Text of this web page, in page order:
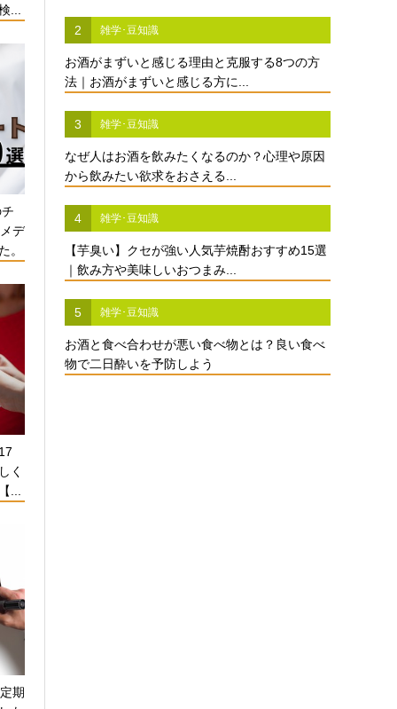
...
デ
。
く
...
期
2 雑学･豆知識
お酒がまずいと感じる理由と克服する8つの方
法｜お酒がまずいと感じる方に...
3 雑学･豆知識
なぜ人はお酒を飲みたくなるのか？心理や原因
から飲みたい欲求をおさえる...
4 雑学･豆知識
【芋臭い】クセが強い人気芋焼酎おすすめ15選
｜飲み方や美味しいおつまみ...
5 雑学･豆知識
お酒と食べ合わせが悪い食べ物とは？良い食べ
物で二日酔いを予防しよう